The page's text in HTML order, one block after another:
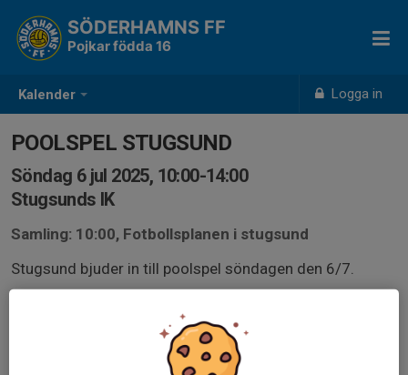
Kalender Logga in
SÖDERHAMNS FF
Pojkar födda 16
POOLSPEL STUGSUND
Söndag 6 jul 2025, 10:00-14:00
Stugsunds IK
Samling: 10:00, Fotbollsplanen i stugsund
Stugsund bjuder in till poolspel söndagen den 6/7.
För att se hur många som har möjlighet att vara med
skickar vi ut kallelsen nu så kommer det mer information